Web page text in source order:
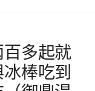
多起就
棒吃到